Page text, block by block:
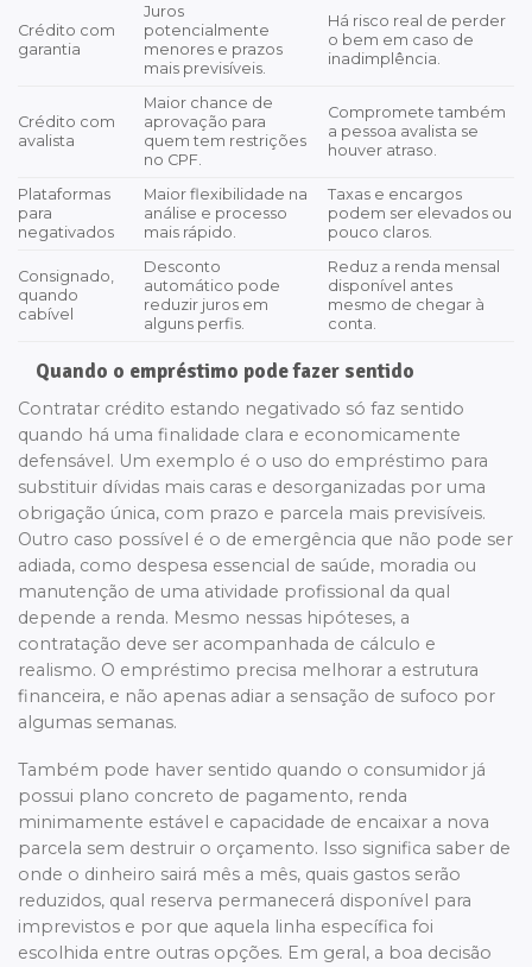
Crédito com
garantia
Juros
potencialmente
menores e prazos
mais previsíveis.
Há risco real de perder
o bem em caso de
inadimplência.
Crédito com
avalista
Maior chance de
aprovação para
quem tem restrições
no CPF.
Compromete também
a pessoa avalista se
houver atraso.
Plataformas
para
negativados
Maior flexibilidade na
análise e processo
mais rápido.
Taxas e encargos
podem ser elevados ou
pouco claros.
Consignado,
quando
cabível
Desconto
automático pode
reduzir juros em
alguns perfis.
Reduz a renda mensal
disponível antes
mesmo de chegar à
conta.
Quando o empréstimo pode fazer sentido
Contratar crédito estando negativado só faz sentido
quando há uma finalidade clara e economicamente
defensável. Um exemplo é o uso do empréstimo para
substituir dívidas mais caras e desorganizadas por uma
obrigação única, com prazo e parcela mais previsíveis.
Outro caso possível é o de emergência que não pode ser
adiada, como despesa essencial de saúde, moradia ou
manutenção de uma atividade profissional da qual
depende a renda. Mesmo nessas hipóteses, a
contratação deve ser acompanhada de cálculo e
realismo. O empréstimo precisa melhorar a estrutura
financeira, e não apenas adiar a sensação de sufoco por
algumas semanas.
Também pode haver sentido quando o consumidor já
possui plano concreto de pagamento, renda
minimamente estável e capacidade de encaixar a nova
parcela sem destruir o orçamento. Isso significa saber de
onde o dinheiro sairá mês a mês, quais gastos serão
reduzidos, qual reserva permanecerá disponível para
imprevistos e por que aquela linha específica foi
escolhida entre outras opções. Em geral, a boa decisão